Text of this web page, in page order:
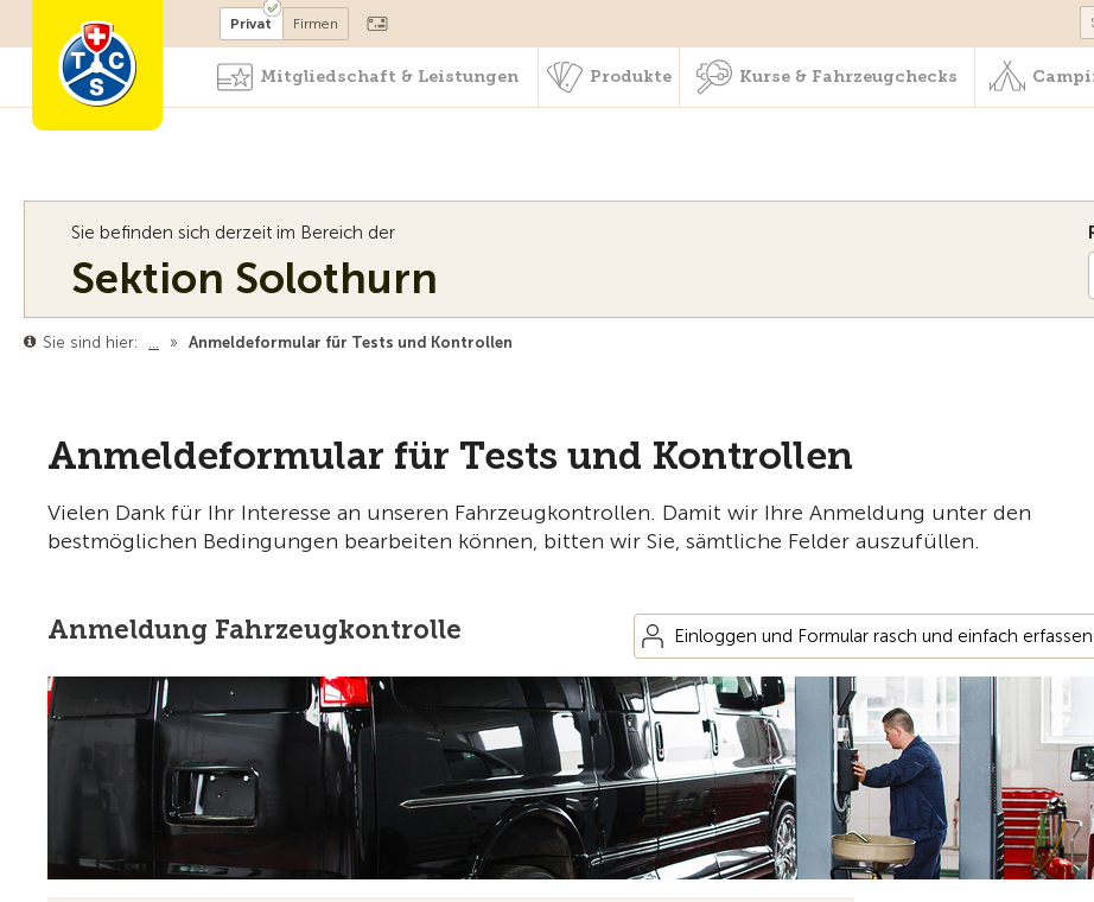
Mitglied werden
Privat Firmen
Mitgliedschaft & Leistungen Produkte Kurse & Fahrzeugchecks
Sie befinden sich derzeit im Bereich der
Sektion Solothurn
Sie sind hier: … » Anmeldeformular für Tests und Kontrollen
Anmeldeformular für Tests und Kontrollen
Vielen Dank für Ihr Interesse an unseren Fahrzeugkontrollen. Damit wir Ihre Anmeldung unter den
bestmöglichen Bedingungen bearbeiten können, bitten wir Sie, sämtliche Felder auszufüllen.
Einloggen und Formular rasch und einfach erfassen
Anmeldung Fahrzeugkontrolle